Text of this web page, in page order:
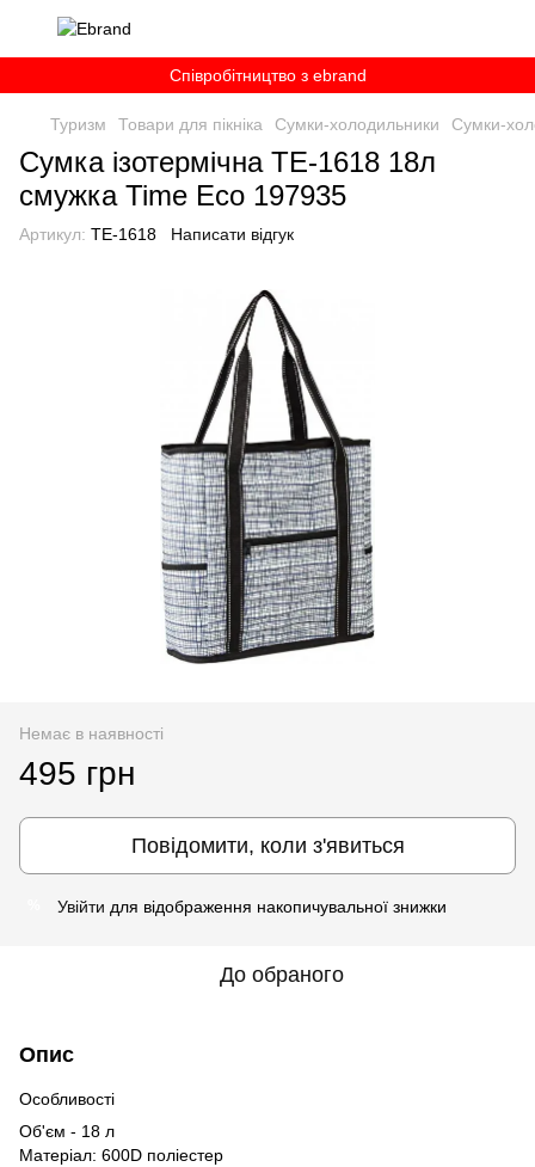
Співробітництво з ebrand
Туризм Товари для пікніка Сумки-холодильники Сумки-
Сумка ізотермічна TE-1618 18л
смужка Time Eco 197935
Артикул: TE-1618 Написати відгук
Немає в наявності
495 грн
Повідомити, коли з'явиться
Увійти для відображення накопичувальної знижки
До обраного
Опис
Особливості
Об'єм - 18 л
Матеріал: 600D поліестер